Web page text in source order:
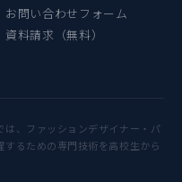
お問い合わせフォーム
資料請求（無料）
は、ファッションデザイナー・パ
るための専門技術を高校生から